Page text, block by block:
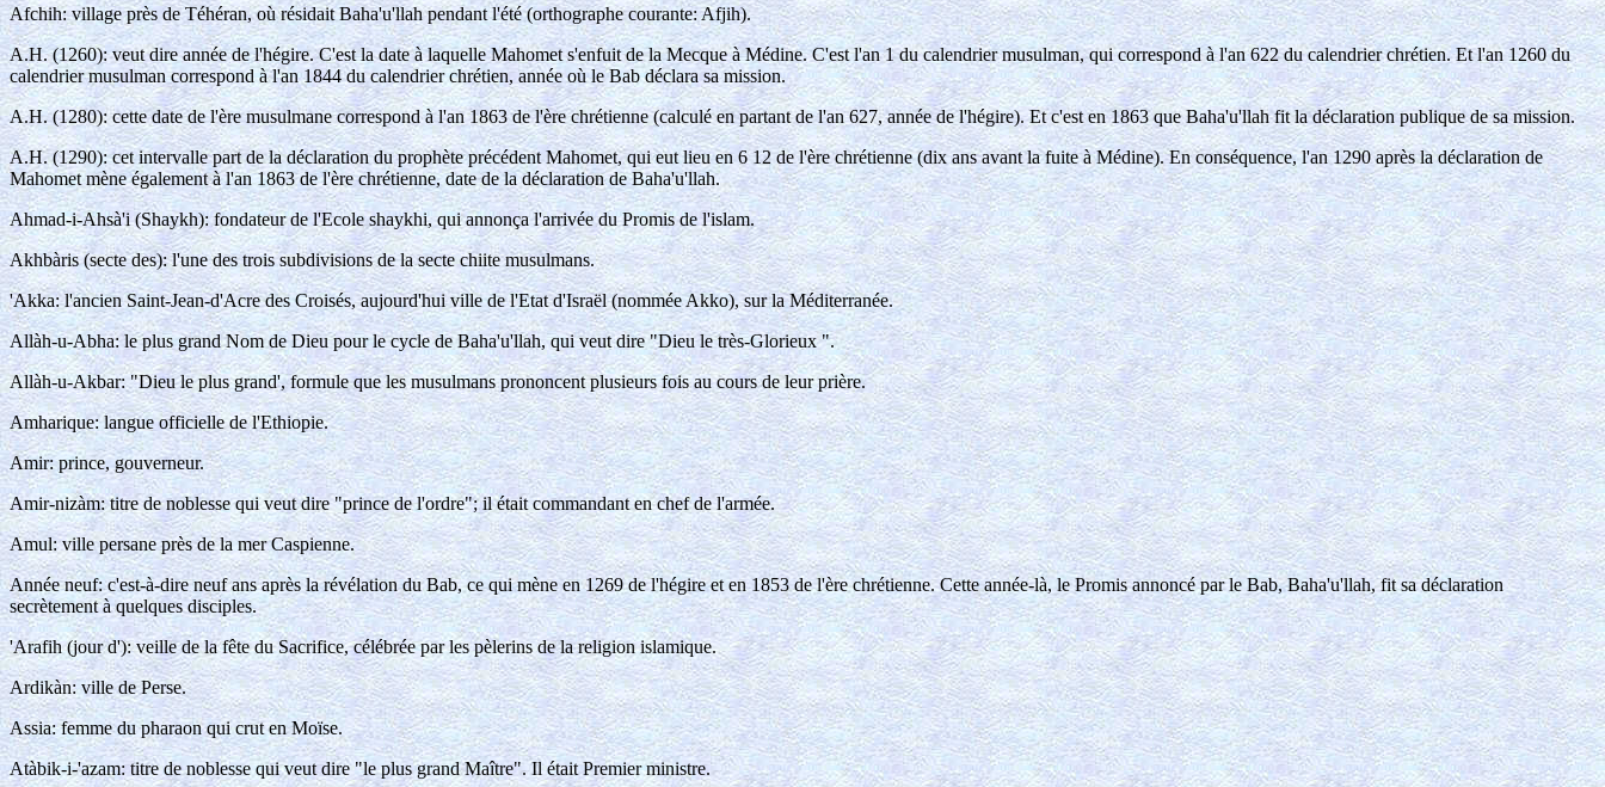
Afchih: village près de Téhéran, où résidait Baha'u'llah pendant l'été (orthographe courante: Afjih).
A.H. (1260): veut dire année de l'hégire. C'est la date à laquelle Mahomet s'enfuit de la Mecque à Médine. C'est l'an 1 du calendrier musulman, qui correspond à l'an 622 du calendrier chrétien. Et l'an 1260 du
calendrier musulman correspond à l'an 1844 du calendrier chrétien, année où le Bab déclara sa mission.
A.H. (1280): cette date de l'ère musulmane correspond à l'an 1863 de l'ère chrétienne (calculé en partant de l'an 627, année de l'hégire). Et c'est en 1863 que Baha'u'llah fit la déclaration publique de sa mission.
A.H. (1290): cet intervalle part de la déclaration du prophète précédent Mahomet, qui eut lieu en 6 12 de l'ère chrétienne (dix ans avant la fuite à Médine). En conséquence, l'an 1290 après la déclaration de
Mahomet mène également à l'an 1863 de l'ère chrétienne, date de la déclaration de Baha'u'llah.
Ahmad-i-Ahsà'i (Shaykh): fondateur de l'Ecole shaykhi, qui annonça l'arrivée du Promis de l'islam.
Akhbàris (secte des): l'une des trois subdivisions de la secte chiite musulmans.
'Akka: l'ancien Saint-Jean-d'Acre des Croisés, aujourd'hui ville de l'Etat d'Israël (nommée Akko), sur la Méditerranée.
Allàh-u-Abha: le plus grand Nom de Dieu pour le cycle de Baha'u'llah, qui veut dire "Dieu le très-Glorieux ".
Allàh-u-Akbar: "Dieu le plus grand', formule que les musulmans prononcent plusieurs fois au cours de leur prière.
Amharique: langue officielle de l'Ethiopie.
Amir: prince, gouverneur.
Amir-nizàm: titre de noblesse qui veut dire "prince de l'ordre"; il était commandant en chef de l'armée.
Amul: ville persane près de la mer Caspienne.
Année neuf: c'est-à-dire neuf ans après la révélation du Bab, ce qui mène en 1269 de l'hégire et en 1853 de l'ère chrétienne. Cette année-là, le Promis annoncé par le Bab, Baha'u'llah, fit sa déclaration
secrètement à quelques disciples.
'Arafih (jour d'): veille de la fête du Sacrifice, célébrée par les pèlerins de la religion islamique.
Ardikàn: ville de Perse.
Assia: femme du pharaon qui crut en Moïse.
Atàbik-i-'azam: titre de noblesse qui veut dire "le plus grand Maître". Il était Premier ministre.